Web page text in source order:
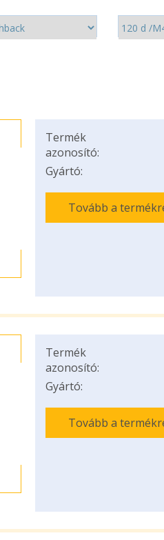
Termék
azonosító:
Gyártó:
Tovább a
Termék
azonosító:
Gyártó:
Tovább a